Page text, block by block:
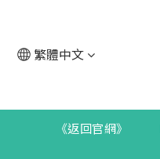
繁體中文
《返回官網》